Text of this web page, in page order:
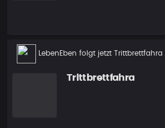
Neuer
LebenEben folgt jetzt Trittbrettfahra
Trittbrettfahra